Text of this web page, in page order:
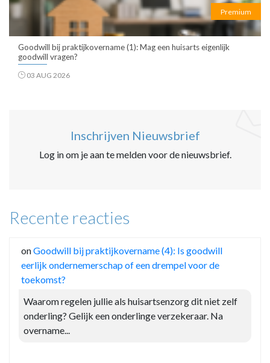
Premium
Goodwill bij praktijkovername (1): Mag een huisarts eigenlijk
goodwill vragen?
03 AUG 2026
Inschrijven Nieuwsbrief
Log in om je aan te melden voor de nieuwsbrief.
Recente reacties
onGoodwill bij praktijkovername (4): Is goodwill
eerlijk ondernemerschap of een drempel voor de
toekomst?
Waarom regelen jullie als huisartsenzorg dit niet zelf
onderling? Gelijk een onderlinge verzekeraar. Na
overname...